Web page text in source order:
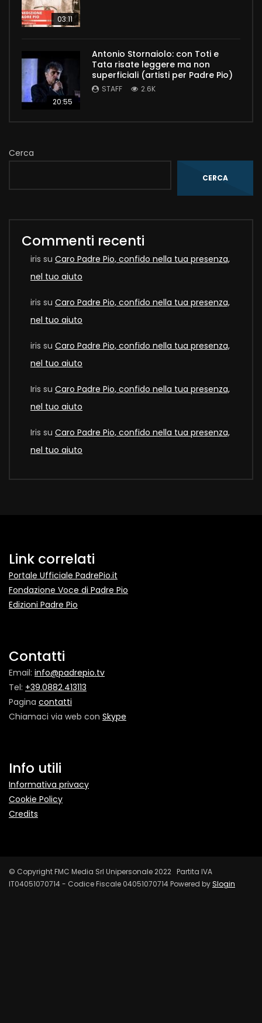
03:11
20:55
Antonio Stornaiolo: con Toti e
Tata risate leggere ma non
superficiali (artisti per Padre Pio)
STAFF 2.6K
Cerca
CERCA
Commenti recenti
iris su Caro Padre Pio, confido nella tua presenza,
nel tuo aiuto
iris su Caro Padre Pio, confido nella tua presenza,
nel tuo aiuto
iris su Caro Padre Pio, confido nella tua presenza,
nel tuo aiuto
Iris su Caro Padre Pio, confido nella tua presenza,
nel tuo aiuto
Iris su Caro Padre Pio, confido nella tua presenza,
nel tuo aiuto
Link correlati
Portale Ufficiale PadrePio.it
Fondazione Voce di Padre Pio
Edizioni Padre Pio
Contatti
Email: info@padrepio.tv
Tel: +39.0882.413113
Pagina contatti
Chiamaci via web con Skype
Info utili
Informativa privacy
Cookie Policy
Credits
© Copyright FMC Media Srl Unipersonale 2022 Partita IVA
IT04051070714 - Codice Fiscale 04051070714 Powered bySlogin